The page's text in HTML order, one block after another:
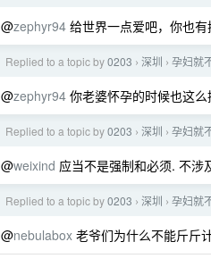
@zephyr94 给世界一点爱吧，你也
Replied to a topic by0203 › 深圳 › 孕妇就
@zephyr94 你老婆怀孕的时候也这么
Replied to a topic by0203 › 深圳 › 孕妇就
@weixind 应当不是强制和必须. 不
Replied to a topic by0203 › 深圳 › 孕妇就
@nebulabox 老爷们为什么不能斤斤